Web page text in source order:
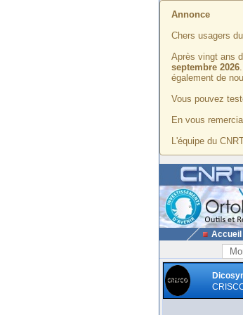
Annonce
Chers usagers
Après vingt ans
septembre 2026
également de
Vous pouvez
En vous
L'équipe du
Accueil